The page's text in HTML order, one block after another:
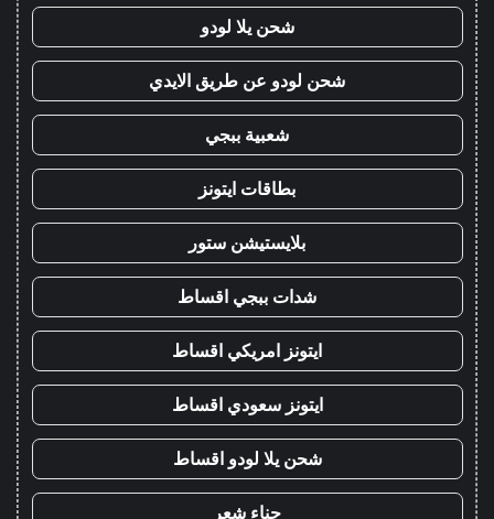
شحن يلا لودو
شحن لودو عن طريق الايدي
شعبية ببجي
بطاقات ايتونز
بلايستيشن ستور
شدات ببجي اقساط
ايتونز امريكي اقساط
ايتونز سعودي اقساط
شحن يلا لودو اقساط
حناء شعر